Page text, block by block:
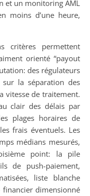
et un monitoring AML
moins d’une heure,
critères permettent
orienté “payout
des régulateurs
sur la séparation des
vitesse de traitement.
clair des délais par
plages horaires de
frais éventuels. Les
médians mesurés,
point: la pile
de push-paiement,
liste blanche
financier dimensionné